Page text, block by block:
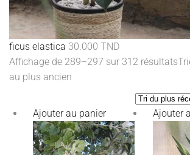
ficus elastica 30.000 TND
Affichage de 289–297 sur 312 résultats
au plus ancien
Ajouter au panier Ajouter